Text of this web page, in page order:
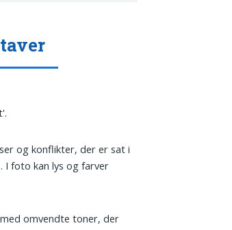
og konflikter, der er sat i
I foto kan lys og farver
omvendte toner, der